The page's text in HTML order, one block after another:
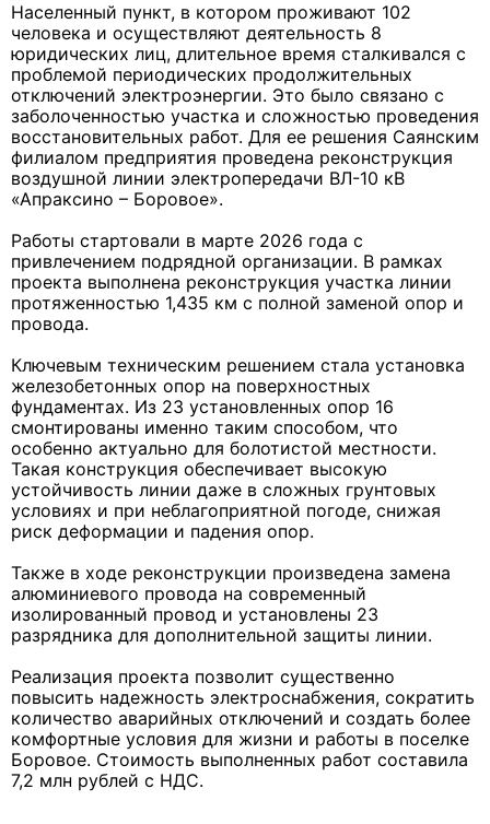
Населенный пункт, в котором проживают 102
человека и осуществляют деятельность 8
юридических лиц, длительное время сталкивался с
проблемой периодических продолжительных
отключений электроэнергии. Это было связано с
заболоченностью участка и сложностью проведения
восстановительных работ. Для ее решения Саянским
филиалом предприятия проведена реконструкция
воздушной линии электропередачи ВЛ-10 кВ
«Апраксино – Боровое».
Работы стартовали в марте 2026 года с
привлечением подрядной организации. В рамках
проекта выполнена реконструкция участка линии
протяженностью 1,435 км с полной заменой опор и
провода.
Ключевым техническим решением стала установка
железобетонных опор на поверхностных
фундаментах. Из 23 установленных опор 16
смонтированы именно таким способом, что
особенно актуально для болотистой местности.
Такая конструкция обеспечивает высокую
устойчивость линии даже в сложных грунтовых
условиях и при неблагоприятной погоде, снижая
риск деформации и падения опор.
Также в ходе реконструкции произведена замена
алюминиевого провода на современный
изолированный провод и установлены 23
разрядника для дополнительной защиты линии.
Реализация проекта позволит существенно
повысить надежность электроснабжения, сократить
количество аварийных отключений и создать более
комфортные условия для жизни и работы в поселке
Боровое. Стоимость выполненных работ составила
7,2 млн рублей с НДС.